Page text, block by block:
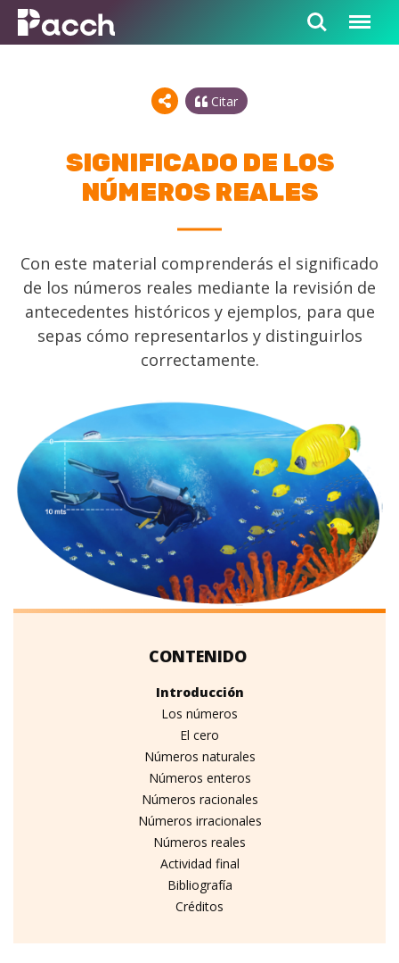
Citar
SIGNIFICADO DE LOS
NÚMEROS REALES
Con este material comprenderás el significado
de los números reales mediante la revisión de
antecedentes históricos y ejemplos, para que
sepas cómo representarlos y distinguirlos
correctamente.
Introducción
Los números
El cero
Números naturales
Números enteros
Números racionales
Números irracionales
Números reales
Actividad final
Bibliografía
Créditos